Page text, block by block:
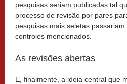
pesquisas seriam publicadas tal
processo de revisão por pares
pesquisas mais seletas
controles mencionados.
As revisões abertas
E, finalmente, a ideia central que